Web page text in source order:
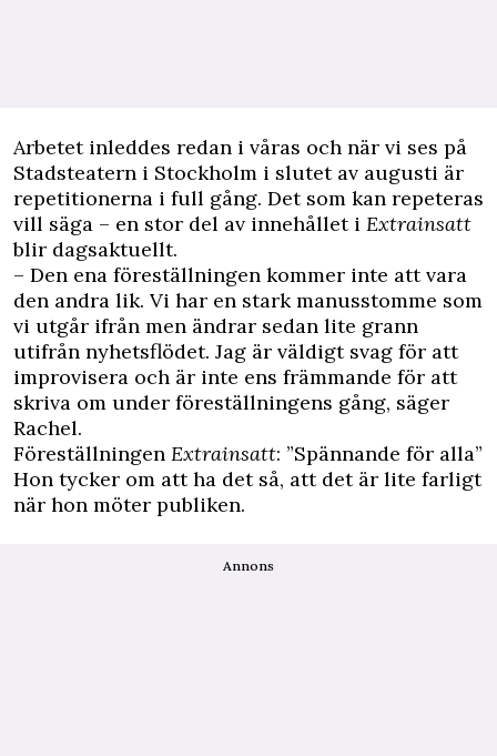
Arbetet inleddes redan i våras och när vi ses på
Stadsteatern i Stockholm i slutet av augusti är
repetitionerna i full gång. Det som kan repeteras
vill säga – en stor del av innehållet i Extrainsatt
blir dagsaktuellt.
– Den ena föreställningen kommer inte att vara
den andra lik. Vi har en stark manusstomme som
vi utgår ifrån men ändrar sedan lite grann
utifrån nyhetsflödet. Jag är väldigt svag för att
improvisera och är inte ens främmande för att
skriva om under föreställningens gång, säger
Rachel.
Föreställningen Extrainsatt: ”Spännande för alla”
Hon tycker om att ha det så, att det är lite farligt
när hon möter publiken.
Annons